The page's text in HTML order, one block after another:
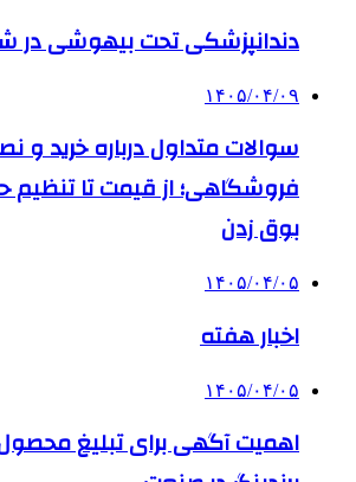
دندانپزشکی تحت بیهوشی در
۱۴۰۵/۰۴/۰۹
سوالات متداول درباره خرید و
فروشگاهی؛ از قیمت تا
بوق زدن
۱۴۰۵/۰۴/۰۵
اخبار هفته
۱۴۰۵/۰۴/۰۵
اهمیت آگهی برای تبلیغ